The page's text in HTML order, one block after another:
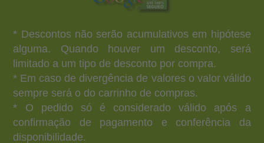
* Descontos não serão acumulativos em hipótese
alguma. Quando houver um desconto, será
limitado a um tipo de desconto por compra.
* Em caso de divergência de valores o valor válido
sempre será o do carrinho de compras.
* O pedido só é considerado válido após a
confirmação de pagamento e conferência da
disponibilidade.